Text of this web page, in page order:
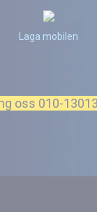
Laga mobilen
oss 010-